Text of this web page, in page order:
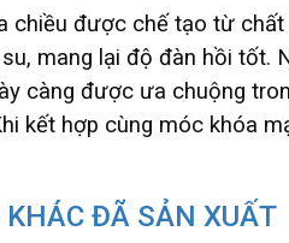
được chế tạo từ
mang lại độ đàn hồi tốt.
càng được ưa chuộng
kết hợp cùng móc khóa
ĐÃ SẢN XUẤT